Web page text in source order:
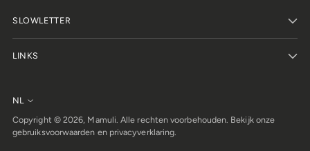
SLOWLETTER
LINKS
Taal
NL
Copyright © 2026, Mamuli. Alle rechten voorbehouden. Bekijk onze
gebruiksvoorwaarden en privacyverklaring.